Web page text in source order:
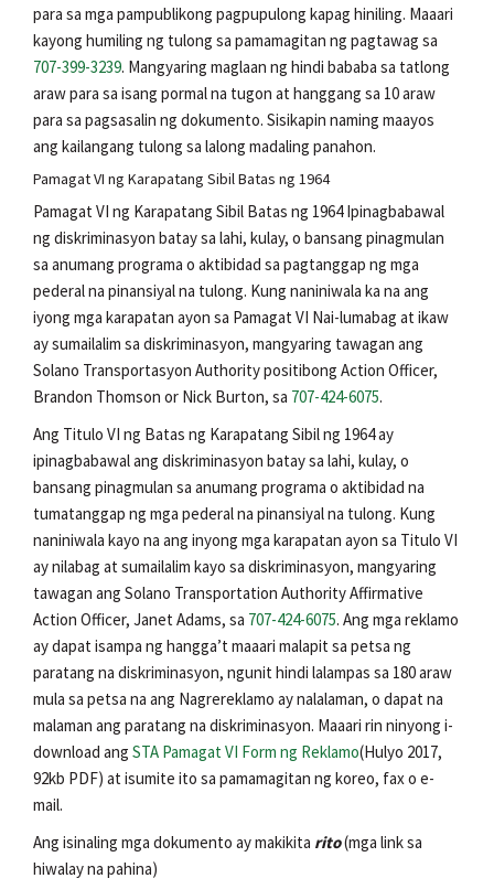
para sa mga pampublikong pagpupulong kapag hiniling. Maaari
kayong humiling ng tulong sa pamamagitan ng pagtawag sa
707-399-3239. Mangyaring maglaan ng hindi bababa sa tatlong
araw para sa isang pormal na tugon at hanggang sa 10 araw
para sa pagsasalin ng dokumento. Sisikapin naming maayos
ang kailangang tulong sa lalong madaling panahon.
Pamagat VI ng Karapatang Sibil Batas ng 1964
Pamagat VI ng Karapatang Sibil Batas ng 1964 Ipinagbabawal
ng diskriminasyon batay sa lahi, kulay, o bansang pinagmulan
sa anumang programa o aktibidad sa pagtanggap ng mga
pederal na pinansiyal na tulong. Kung naniniwala ka na ang
iyong mga karapatan ayon sa Pamagat VI Nai-lumabag at ikaw
ay sumailalim sa diskriminasyon, mangyaring tawagan ang
Solano Transportasyon Authority positibong Action Officer,
Brandon Thomson or Nick Burton, sa 707-424-6075.
Ang Titulo VI ng Batas ng Karapatang Sibil ng 1964 ay
ipinagbabawal ang diskriminasyon batay sa lahi, kulay, o
bansang pinagmulan sa anumang programa o aktibidad na
tumatanggap ng mga pederal na pinansiyal na tulong. Kung
naniniwala kayo na ang inyong mga karapatan ayon sa Titulo VI
ay nilabag at sumailalim kayo sa diskriminasyon, mangyaring
tawagan ang Solano Transportation Authority Affirmative
Action Officer, Janet Adams, sa 707-424-6075. Ang mga reklamo
ay dapat isampa ng hangga’t maaari malapit sa petsa ng
paratang na diskriminasyon, ngunit hindi lalampas sa 180 araw
mula sa petsa na ang Nagrereklamo ay nalalaman, o dapat na
malaman ang paratang na diskriminasyon. Maaari rin ninyong i-
download ang STA Pamagat VI Form ng Reklamo(Hulyo 2017,
92kb PDF) at isumite ito sa pamamagitan ng koreo, fax o e-
mail.
Ang isinaling mga dokumento ay makikita rito(mga link sa
hiwalay na pahina)